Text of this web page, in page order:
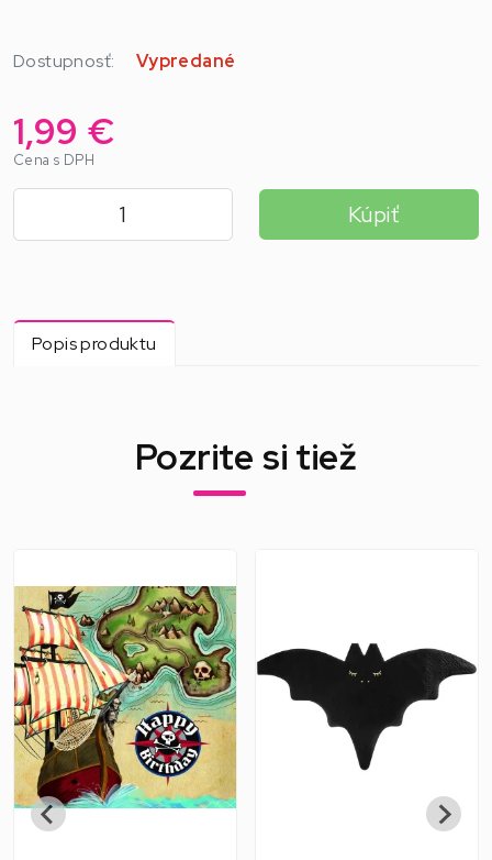
Dostupnosť: Vypredané
1,99 €
Cena s DPH
Kúpiť
Popis produktu
Pozrite si tiež